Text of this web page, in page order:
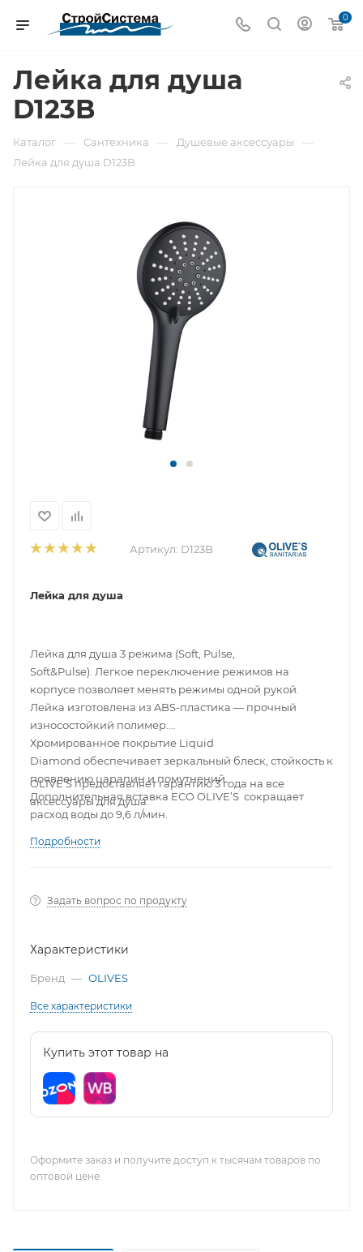
0
Лейка для душа
D123B
Каталог — Сантехника — Душевые аксессуары —
Лейка для душа D123B
Артикул: D123B
Лейка для душа
Лейка для душа 3 режима (Soft, Pulse,
Soft&Pulse). Легкое переключение режимов на
корпусе позволяет менять режимы одной рукой.
Лейка изготовлена из ABS-пластика — прочный
износостойкий полимер.
Хромированное покрытие Liquid
Diamond обеспечивает зеркальный блеск, стойкость к
появлению царапин и помутнений.
Дополнительная вставка ECO OLIVE’S сокращает
расход воды до 9,6 л/мин.
OLIVE'S предоставляет гарантию 3 года на все
аксессуары для душа.
Подробности
Задать вопрос по продукту
Характеристики
Бренд — OLIVES
Все характеристики
Купить этот товар на
Оформите заказ и получите доступ к тысячам товаров по
оптовой цене